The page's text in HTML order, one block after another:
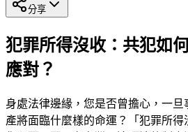
分享
犯罪所得沒收：共犯如
應對？
身處法律邊緣，您是否曾擔心，一
產將面臨什麼樣的命運？「犯罪所